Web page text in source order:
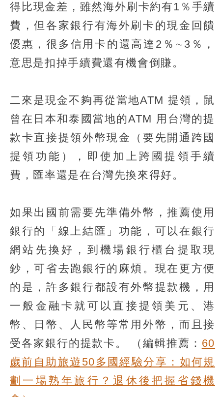
得比現金差，雖然海外刷卡約有1％手續
費，但各家銀行有海外刷卡的現金回饋
優惠，很多信用卡的還高達2％∼3％，
意思是扣掉手續費還有機會倒賺。
二來是現金不夠再從當地ATM 提領，鼠
曾在日本和泰國當地的ATM 用台灣的提
款卡直接提領外幣現金（要先開通跨國
提領功能），即使加上跨國提領手續
費，匯率還是在台灣先換來得好。
如果出國前需要先準備外幣，推薦使用
銀行的「線上結匯」功能，可以在銀行
網站先換好，到機場銀行櫃台提取現
鈔，可省去跑銀行的麻煩。現在更方便
的是，許多銀行都設有外幣提款機，用
一般金融卡就可以直接提領美元、港
幣、日幣、人民幣等常用外幣，而且接
受各家銀行的提款卡。
（編輯推薦： 60
歲前自助旅遊50多國經驗分享：如何規
劃一場熟年旅行？退休後把握省錢機